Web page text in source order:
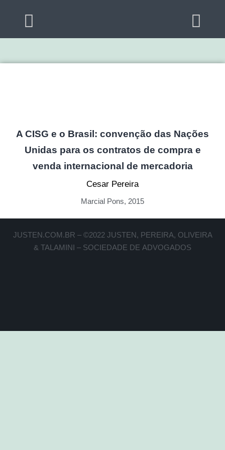
A CISG e o Brasil: convenção das Nações
Unidas para os contratos de compra e
venda internacional de mercadoria
Cesar Pereira
Marcial Pons, 2015
JUSTEN.COM.BR – ©2022 JUSTEN, PEREIRA, OLIVEIRA
& TALAMINI – SOCIEDADE DE ADVOGADOS